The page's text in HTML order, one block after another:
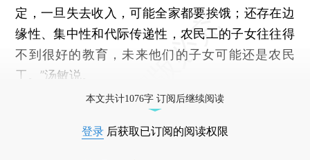
定，一旦失去收入，可能全家都要挨饿；还存在边
缘性、集中性和代际传递性，农民工的子女往往得
不到很好的教育，未来他们的子女可能还是农民
工。”汤敏说。
本文共计1076字 订阅后继续阅读
登录 后获取已订阅的阅读权限